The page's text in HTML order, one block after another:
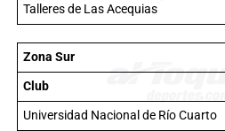
Talleres de Las Acequias
Zona Sur
Club
Universidad Nacional de Río Cuarto